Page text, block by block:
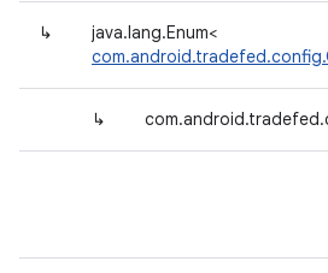
↳
java.lang.Enum<
↳